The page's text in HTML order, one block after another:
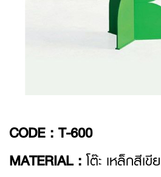
CODE : T-600
MATERIAL : โต๊ะ เหล็กสีเ